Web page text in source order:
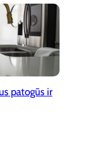
patogūs ir